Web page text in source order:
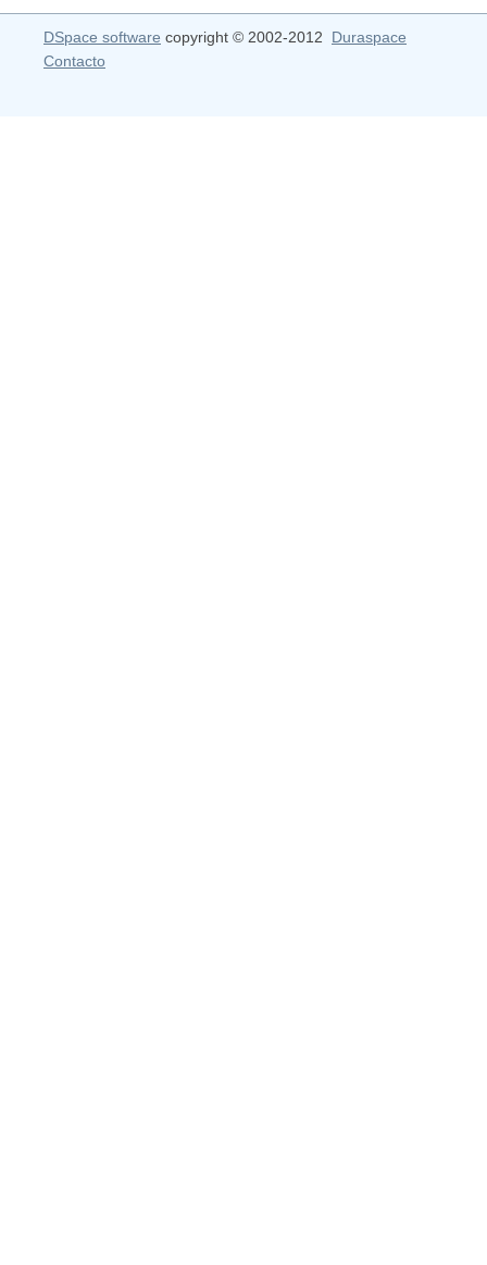
DSpace software copyright © 2002-2012 Duraspace
Contacto